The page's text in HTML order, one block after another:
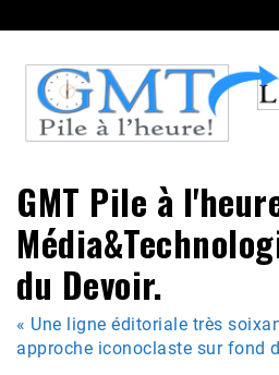
to
content
GMT Pile à
du Devoir.
« Une ligne éditoriale très
approche iconoclaste sur fond